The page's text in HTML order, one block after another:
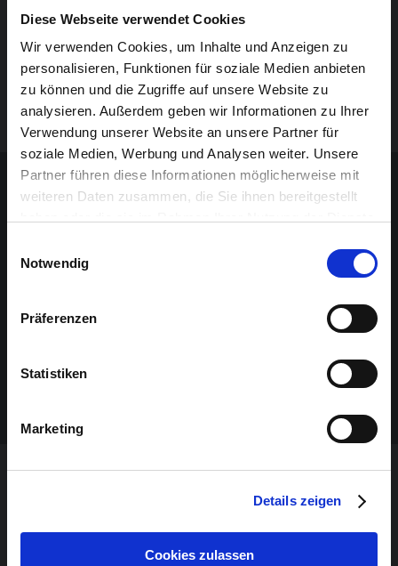
Diese Webseite verwendet Cookies
Wir verwenden Cookies, um Inhalte und Anzeigen zu
personalisieren, Funktionen für soziale Medien anbieten
zu können und die Zugriffe auf unsere Website zu
analysieren. Außerdem geben wir Informationen zu Ihrer
Verwendung unserer Website an unsere Partner für
soziale Medien, Werbung und Analysen weiter. Unsere
Partner führen diese Informationen möglicherweise mit
weiteren Daten zusammen, die Sie ihnen bereitgestellt
Notwendig
Präferenzen
Statistiken
Marketing
Details zeigen
Cookies zulassen
neugierige Freundinnen auf dem Balkon, Patienten im
verflossenen Ehemanns und Liebhabers und weitere
Akteure sorgen für einen abwechslungsreichen und
unterhaltsamen Abend.
Sponsoren-Inhalt
VERANSTALTUNG VERPASST?